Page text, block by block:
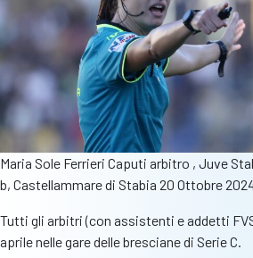
il
2°
“Cela”
Maria Sole Ferrieri Caputi arbitro , Juve
b, Castellammare di Stabia 20 Ottobre
Tutti gli arbitri (con assistenti e addetti
aprile nelle gare delle bresciane di Serie C.